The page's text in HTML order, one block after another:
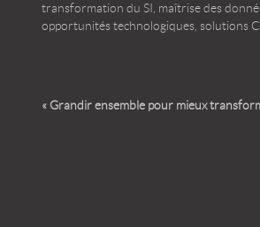
transformation du SI, maîtrise des
opportunités technologiques, solutions
« Grandir ensemble pour mieux